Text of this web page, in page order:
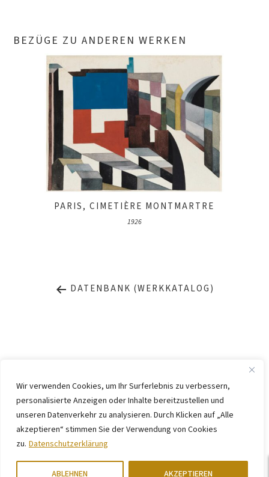
Wir verwenden Cookies, um Ihr Surferlebnis zu verbessern,
personalisierte Anzeigen oder Inhalte bereitzustellen und
unseren Datenverkehr zu analysieren. Durch Klicken auf „Alle
akzeptieren“ stimmen Sie der Verwendung von Cookies
zu. Datenschutzerklärung
ABLEHNEN AKZEPTIEREN
BEZÜGE ZU ANDEREN WERKEN
PARIS, CIMETIÈRE MONTMARTRE
1926
DATENBANK (WERKKATALOG)
IMPRESSUM
DATENSCHUTZ
KONTAKT
WEBSITE BYKINGMAICO
Berlin/Rolandswerth und Gerhard-Marcks-